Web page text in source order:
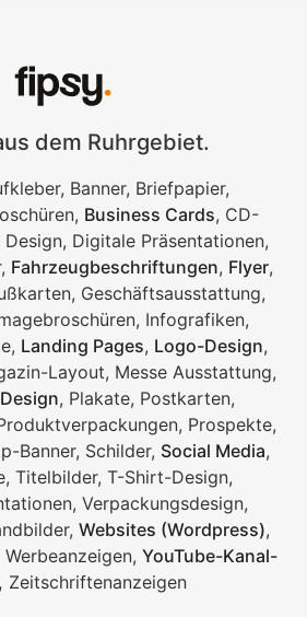
dem Ruhrgebiet.
Banner, Briefpapier,
Business Cards, CD-
Digitale Präsentationen,
Fahrzeugbeschriftungen, Flyer,
Geschäftsausstattung,
Infografiken,
Landing Pages, Logo-Design,
Layout, Messe Ausstattung,
, Plakate, Postkarten,
Prospekte,
Banner, Schilder, Social Media,
Titelbilder, T-Shirt-Design,
Verpackungsdesign,
Websites (Wordpress),
YouTube-Kanal-
Zeitschriftenanzeigen